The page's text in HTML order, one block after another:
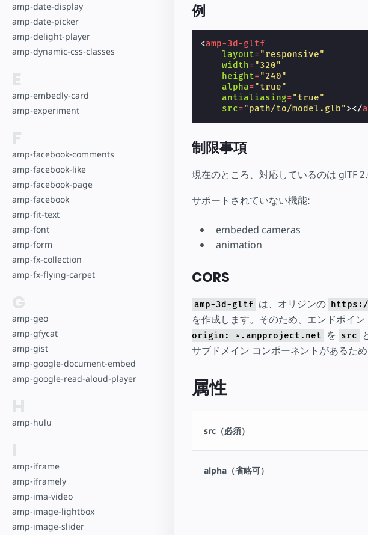
amp-date-display
amp-date-picker
amp-delight-player
amp-dynamic-css-classes
E
amp-embedly-card
amp-experiment
F
amp-facebook-comments
amp-facebook-like
amp-facebook-page
amp-facebook
amp-fit-text
amp-font
amp-form
amp-fx-collection
amp-fx-flying-carpet
G
amp-geo
amp-gfycat
amp-gist
amp-google-document-embed
amp-google-read-aloud-player
H
amp-hulu
I
amp-iframe
amp-iframely
amp-ima-video
amp-image-lightbox
amp-image-slider
例
<amp-3d-gltf
layout="responsive"
width="320"
height="240"
alpha="true"
antialiasing="true"
src="path/to/model.glb"></
制限事項
現在のところ、対応しているのは glTF
サポートされていない機能:
embeded cameras
animation
CORS
amp-3d-gltf は、オリジンの
を作成します。そのため、エンドポイ
origin: *.ampproject.net
を src
サブドメイン コンポーネントがあるた
属性
src（必須）
alpha（省略可）